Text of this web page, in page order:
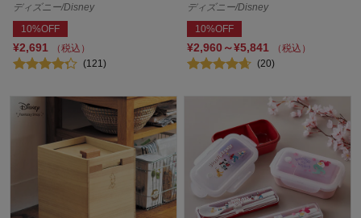
ディズニー/Disney
10%OFF
¥2,691
（税込）
(121)
ディズニー/Disney
10%OFF
¥2,960～¥5,841
（税込）
(20)